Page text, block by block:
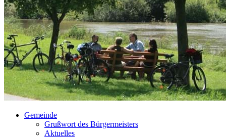
Gemeinde
Grußwort des Bürgermeisters
Aktuelles